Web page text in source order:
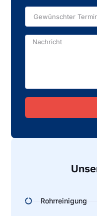
Rohrreinigung